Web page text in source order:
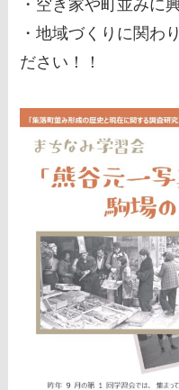
・空き家や町並みに
・地域づくりに関
ださい！！